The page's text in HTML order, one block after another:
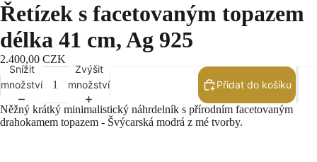
Řetízek s facetovaným topazem
délka 41 cm, Ag 925
2.400,00 CZK
Snížit
množství
Zvýšit
množství
Přidat do košíku
Něžný krátký minimalistický náhrdelník s přírodním facetovaným
drahokamem topazem - Švýcarská modrá z mé tvorby.